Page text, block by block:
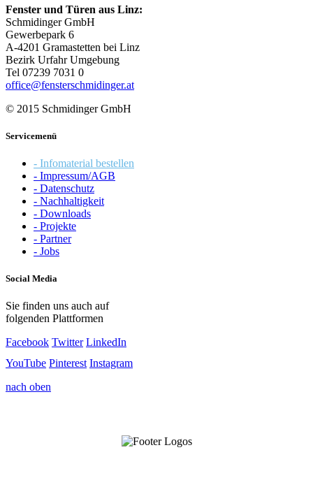
Fenster und Türen aus Linz:
Schmidinger GmbH
Gewerbepark 6
A-4201 Gramastetten bei Linz
Bezirk Urfahr Umgebung
Tel 07239 7031 0
office@fensterschmidinger.at
© 2015 Schmidinger GmbH
Servicemenü
- Infomaterial bestellen
- Impressum/AGB
- Datenschutz
- Nachhaltigkeit
- Downloads
- Projekte
- Partner
- Jobs
Social Media
Sie finden uns auch auf
folgenden Plattformen
Facebook Twitter LinkedIn
YouTube Pinterest Instagram
nach oben